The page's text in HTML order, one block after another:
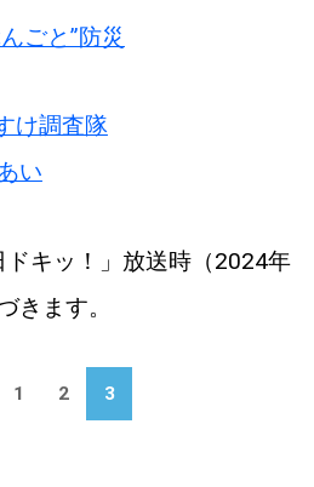
ごと”防災
け調査隊
い
キッ！」放送時（2024年
きます。
1 2 3